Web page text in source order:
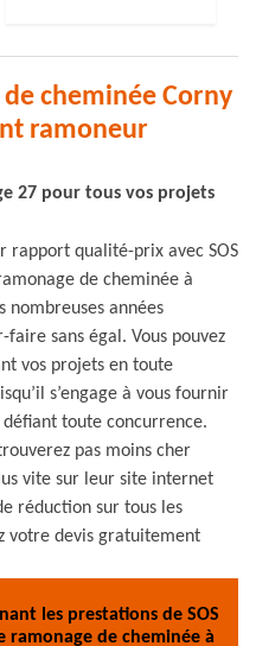
cheminée Corny
ramoneur
27 pour tous vos projets
rapport qualité-prix avec SOS
de cheminée à
nombreuses années
faire sans égal. Vous pouvez
vos projets en toute
s’engage à vous fournir
toute concurrence.
pas moins cher
vite sur leur site internet
réduction sur tous les
votre devis gratuitement
les prestations de SOS
ramonage de cheminée à